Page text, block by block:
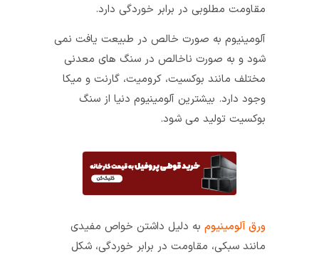
مقاومت مطلوبی در برابر خوردگی دارد.
آلومینیوم به صورت خالص در طبیعت یافت نمی‌
شود و به صورت ناخالص در سنگ‌ های معدنی
مختلف مانند بوکسیت، کرومیت، گارنت و میکا
وجود دارد. بیشترین آلومینیوم دنیا از سنگ
بوکسیت تولید می‌ شود.
ورق آلومینیومبه دلیل داشتن خواص مفیدی
مانند سبکی، مقاومت در برابر خوردگی، شکل‌